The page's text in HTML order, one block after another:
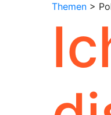
Themen >